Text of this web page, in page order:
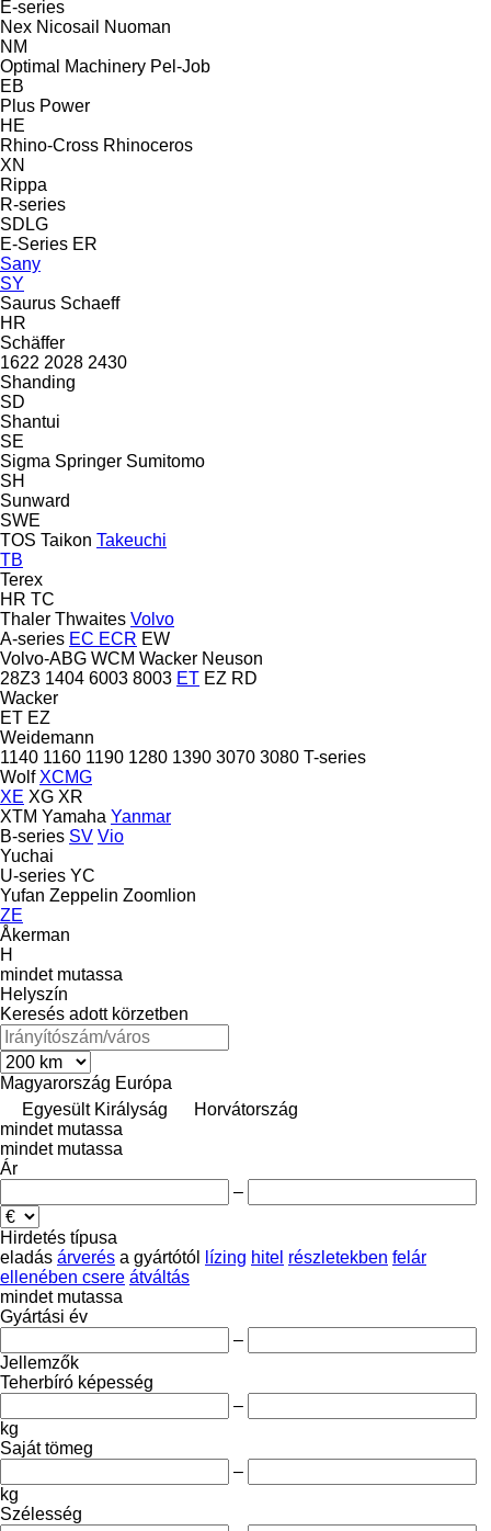
E-series
Nex Nicosail
Nuoman
NM
Optimal Machinery Pel-Job
EB
Plus Power
HE
Rhino-Cross Rhinoceros
XN
Rippa
R-series
SDLG
E-Series ER
Sany
SY
Saurus Schaeff
HR
Schäffer
1622 2028 2430
Shanding
SD
Shantui
SE
Sigma Springer Sumitomo
SH
Sunward
SWE
TOS Taikon Takeuchi
TB
Terex
HR TC
Thaler Thwaites Volvo
A-series EC ECR EW
Volvo-ABG WCM Wacker Neuson
28Z3 1404 6003 8003 ET EZ RD
Wacker
ET EZ
Weidemann
1140 1160 1190 1280 1390 3070 3080 T-series
Wolf XCMG
XE XG XR
XTM Yamaha Yanmar
B-series SV Vio
Yuchai
U-series YC
Yufan Zeppelin Zoomlion
ZE
Åkerman
H
mindet mutassa
Helyszín
Keresés adott körzetben
Magyarország Európa
Egyesült Királyság
Horvátország
mindet mutassa
mindet mutassa
Ár
–
Hirdetés típusa
eladás árverés a gyártótól lízing hitel részletekben felár
ellenében csere átváltás
mindet mutassa
Gyártási év
–
Jellemzők
Teherbíró képesség
–
kg
Saját tömeg
–
kg
Szélesség